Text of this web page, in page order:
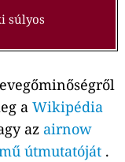
súlyos
a Wikipédia
az airnow
útmutatóját .